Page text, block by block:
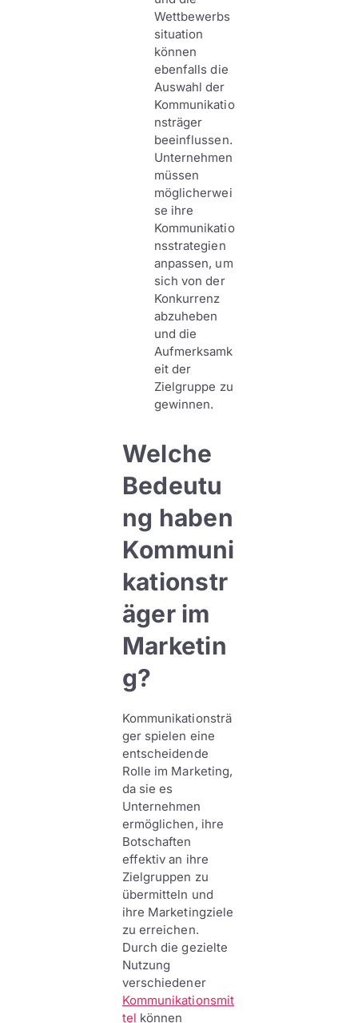
Wettbewerbs
situation
können
ebenfalls die
Auswahl der
Kommunikatio
nsträger
beeinflussen.
Unternehmen
müssen
möglicherwei
se ihre
Kommunikatio
nsstrategien
anpassen, um
sich von der
Konkurrenz
abzuheben
und die
Aufmerksamk
eit der
Zielgruppe zu
gewinnen.
Welche
Bedeutu
ng haben
Kommuni
kationstr
äger im
Marketin
g?
Kommunikationsträ
ger spielen eine
entscheidende
Rolle im Marketing,
da sie es
Unternehmen
ermöglichen, ihre
Botschaften
effektiv an ihre
Zielgruppen zu
übermitteln und
ihre Marketingziele
zu erreichen.
Durch die gezielte
Nutzung
verschiedener
Kommunikationsmit
tel können